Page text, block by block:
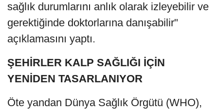
sağlık durumlarını anlık olarak izleyebilir ve
gerektiğinde doktorlarına danışabilir"
açıklamasını yaptı.
ŞEHİRLER KALP SAĞLIĞI İÇİN
YENİDEN TASARLANIYOR
Öte yandan Dünya Sağlık Örgütü (WHO),